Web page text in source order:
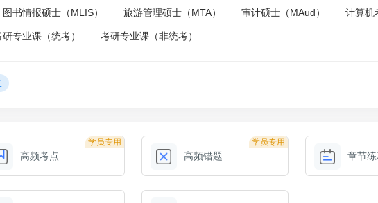
图书情报硕士（MLIS） 旅游管理硕士（MTA） 审计硕士（MAud） 计算机
研专业课（统考） 考研专业课（非统考）
学员专用
高频考点
学员专用
高频错题 章节练